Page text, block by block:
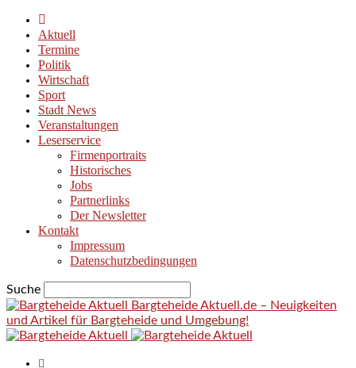
Aktuell
Termine
Politik
Wirtschaft
Sport
Stadt News
Veranstaltungen
Leserservice
Firmenportraits
Historisches
Jobs
Partnerlinks
Der Newsletter
Kontakt
Impressum
Datenschutzbedingungen
Suche
Bargteheide Aktuell.de – Neuigkeiten
und Artikel für Bargteheide und Umgebung!